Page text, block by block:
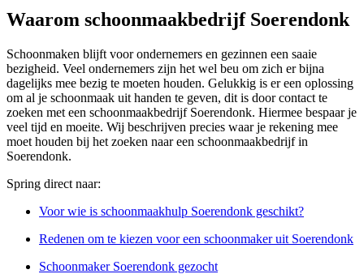
Waarom schoonmaakbedrijf Soerendonk
Schoonmaken blijft voor ondernemers en gezinnen een saaie
bezigheid. Veel ondernemers zijn het wel beu om zich er bijna
dagelijks mee bezig te moeten houden. Gelukkig is er een oplossing
om al je schoonmaak uit handen te geven, dit is door contact te
zoeken met een schoonmaakbedrijf Soerendonk. Hiermee bespaar je
veel tijd en moeite. Wij beschrijven precies waar je rekening mee
moet houden bij het zoeken naar een schoonmaakbedrijf in
Soerendonk.
Spring direct naar:
Voor wie is schoonmaakhulp Soerendonk geschikt?
Redenen om te kiezen voor een schoonmaker uit Soerendonk
Schoonmaker Soerendonk gezocht